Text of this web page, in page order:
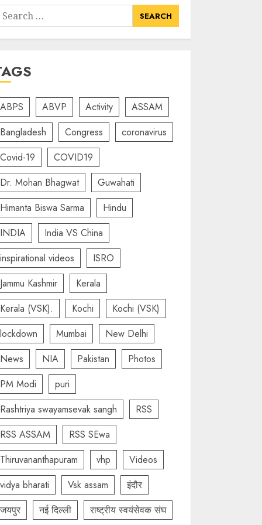
Search
ABPS ABVP Activity
ASSAM
Bangladesh
Congress
coronavirus
Covid-19
COVID19
Dr. Mohan Bhagwat
Guwahati
Himanta Biswa Sarma
Hindu
INDIA
India VS China
inspirational videos
ISRO
Jammu Kashmir
Kerala
Kerala (VSK).
Kochi
Kochi (VSK)
lockdown
Mumbai
New Delhi
News
NIA Pakistan
Photos
PM Modi
puri
Rashtriya swayamsevak sangh
RSS
RSS ASSAM
RSS SEwa
Thiruvananthapuram
vhp
Videos
vidya bharati
Vsk assam
इंदौर
जयपुर
नई दिल्ली
राष्ट्रीय स्वयंसेवक संघ